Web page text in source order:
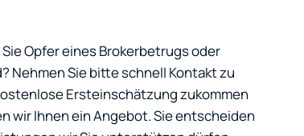
Opfer eines Brokerbetrugs oder
Nehmen Sie bitte schnell Kontakt zu
Ersteinschätzung zukommen
wir Ihnen ein Angebot. Sie entscheiden